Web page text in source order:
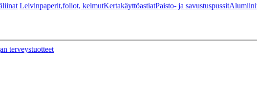
Leivinpaperit,foliot, kelmutKertakäyttöastiatPaisto- ja savustuspussit
terveystuotteet